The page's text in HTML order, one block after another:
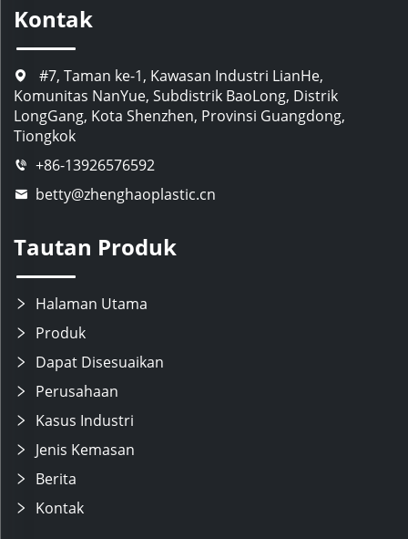
Kontak
#7, Taman ke-1, Kawasan Industri LianHe,
Komunitas NanYue, Subdistrik BaoLong, Distrik
LongGang, Kota Shenzhen, Provinsi Guangdong,
Tiongkok
+86-13926576592
betty@zhenghaoplastic.cn
Tautan Produk
Halaman Utama
Produk
Dapat Disesuaikan
Perusahaan
Kasus Industri
Jenis Kemasan
Berita
Kontak